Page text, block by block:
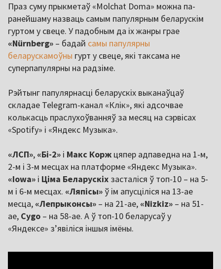
Праз суму прыкметаў «Molchat Doma» можна па-
ранейшаму назваць самым папулярным беларускім
гуртом у свеце. У падобным да іх жанры грае
«Nürnberg» – бадай самы папулярны
беларускамоўны гурт у свеце, які таксама не
суперпапулярны на радзіме.
Рэйтынг папулярнасці беларускіх выканаўцаў
складае Telegram-канал «Клік», які адсочвае
колькасць праслухоўванняў за месяц на сэрвісах
«Spotify» і «Яндекс Музыка».
«ЛСП», «Бі-2» і Макс Корж цяпер адпаведна на 1-м,
2-м і 3-м месцах на платформе «Яндекс Музыка».
«Iowa» і Ціма Беларускіх засталіся ў топ-10 – на 5-
м і 6-м месцах. «Ляпісы»ў ім апусціліся на 13-ае
месца, «Лепрыконсы» – на 21-ае, «Nizkiz» – на 51-
ае, Cygo – на 58-ае. А ў топ-10 беларусаў у
«Яндексе» з’явіліся іншыя імёны.